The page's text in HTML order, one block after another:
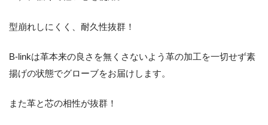
型崩れしにくく、耐久性抜群！
B-linkは革本来の良さを無くさないよう革の加工を一切せず素
揚げの状態でグローブをお届けします。
また革と芯の相性が抜群！